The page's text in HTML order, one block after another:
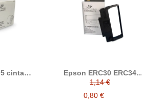
cinta
Epson ERC30 ERC34
ERC38 cinta matricial
compatible C43S015374 /
C43S015244 / C43S015376
1,14 €
0,80 €